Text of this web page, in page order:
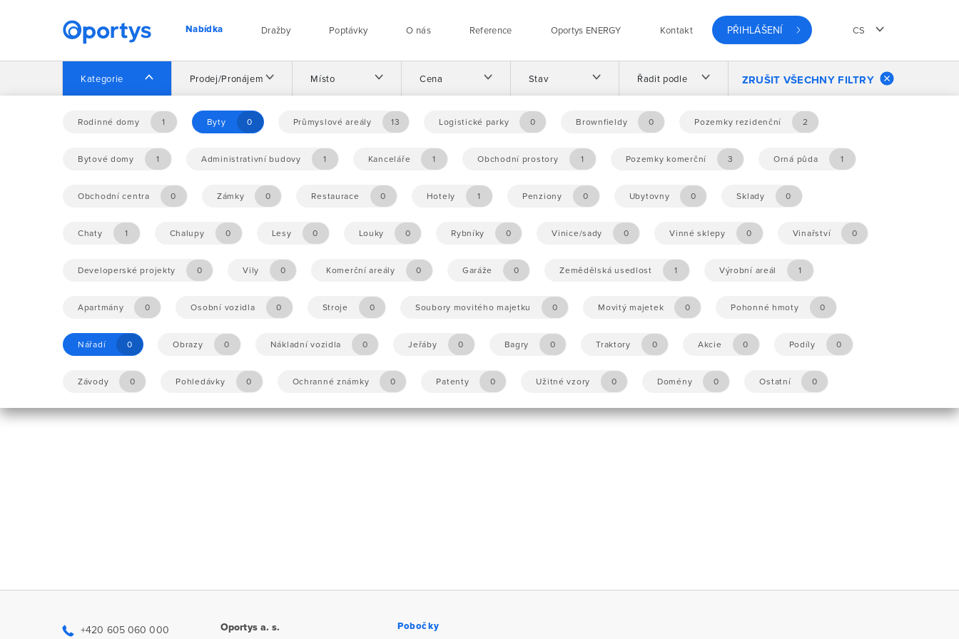
Nabídka Dražby Poptávky O nás Reference Oportys ENERGY Kontakt PŘIHLÁŠENÍ CS
Kategorie
Rodinné domy 1 Byty 0 Průmyslové areály 13 Logistické parky 0 Brownfieldy 0 Pozemky rezidenční 2
Bytové domy 1 Administrativní budovy 1 Kanceláře 1 Obchodní prostory 1 Pozemky komerční 3 Orná půda 1
Obchodní centra 0 Zámky 0 Restaurace 0 Hotely 1 Penziony 0 Ubytovny 0 Sklady 0
Chaty 1 Chalupy 0 Lesy 0 Louky 0 Rybníky 0 Vinice/sady 0 Vinné sklepy 0 Vinařství 0
Developerské projekty 0 Vily 0 Komerční areály 0 Garáže 0 Zemědělská usedlost 1 Výrobní areál 1
Apartmány 0 Osobní vozidla 0 Stroje 0 Soubory movitého majetku 0 Movitý majetek 0 Pohonné hmoty 0
Nářadí 0 Obrazy 0 Nákladní vozidla 0 Jeřáby 0 Bagry 0 Traktory 0 Akcie 0 Podíly 0
Závody 0 Pohledávky 0 Ochranné známky 0 Patenty 0 Užitné vzory 0 Domény 0 Ostatní 0
Prodej/Pronájem Místo Cena Stav Řadit podle ZRUŠIT VŠECHNY FILTRY
Domů Nabídka
Nebyly nalezeny žádné příležitosti.
+420 605 060 000
Oportys a. s.
Pobočky